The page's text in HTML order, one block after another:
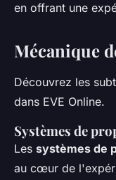
en offrant une
Mécanique
Découvrez les
dans EVE Online.
Systèmes de
Les systèmes de
au cœur de